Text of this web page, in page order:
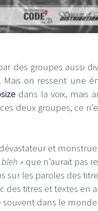
des groupes aussi
on ressent une
dans la voix, mais
deux groupes, ce
et
bleh » que n’aurait pas
sur les paroles des
des titres et textes en
dans le